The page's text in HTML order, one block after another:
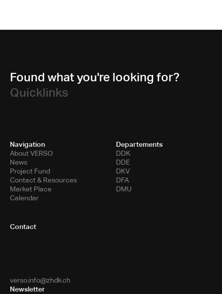
Found what you're looking for?
Quicklinks
Navigation
About VERSO
News
Project Fund
Contact & Resources
Market Place
Calendar
Departements
DDK
DDE
DKV
DFA
DMU
Contact
verso.info@zhdk.ch
Newsletter